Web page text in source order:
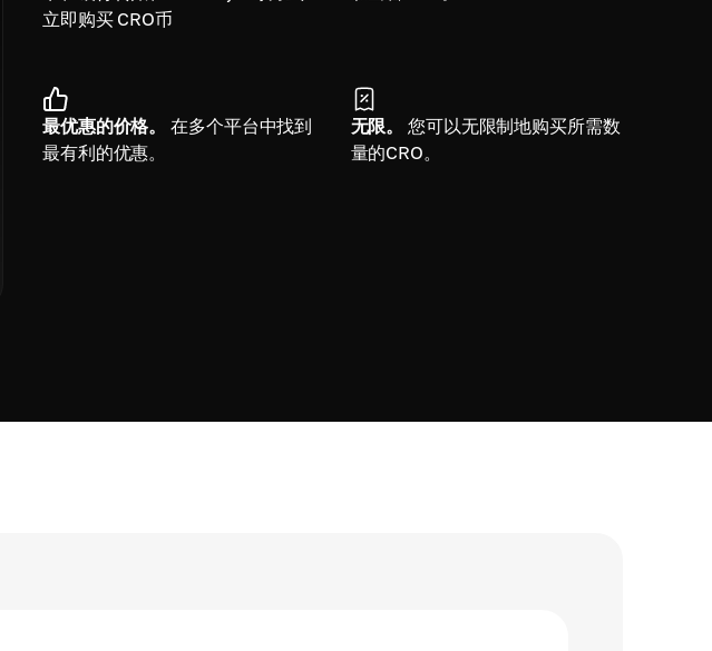
立即购买 CRO币
最优惠的价格。
在多个平台中找到
最有利的优惠。
无限。
您可以无限制地购买所需数
量的CRO。